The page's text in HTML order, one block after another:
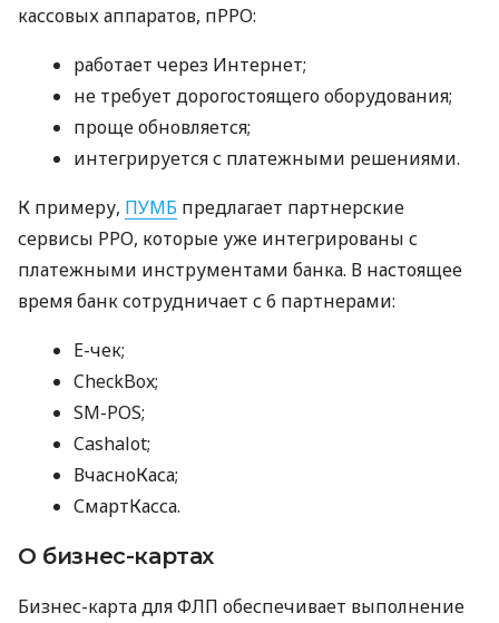
кассовых аппаратов, пРРО:
работает через Интернет;
не требует дорогостоящего оборудования;
проще обновляется;
интегрируется с платежными решениями.
К примеру, ПУМБ предлагает партнерские
сервисы РРО, которые уже интегрированы с
платежными инструментами банка. В настоящее
время банк сотрудничает с 6 партнерами:
E-чек;
CheckBox;
SM-POS;
Cashalot;
ВчасноКаса;
СмартКасса.
О бизнес-картах
Бизнес-карта для ФЛП обеспечивает выполнение